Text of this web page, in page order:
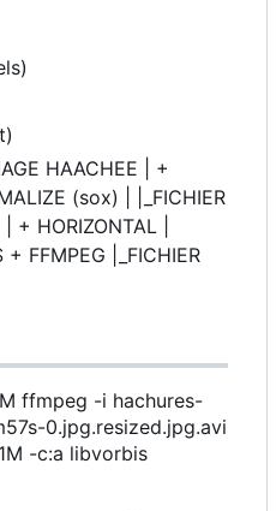
HAACHEE | +
(sox) | |_FICHIER
+ HORIZONTAL |
+ FFMPEG |_FICHIER
ffmpeg -i hachures-
0.jpg.resized.jpg.avi
-c:a libvorbis